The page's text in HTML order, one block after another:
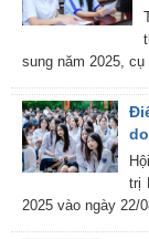
sung năm 2025,
trị
2025 vào ngày 22/